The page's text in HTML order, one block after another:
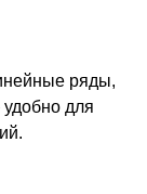
ряды,
для